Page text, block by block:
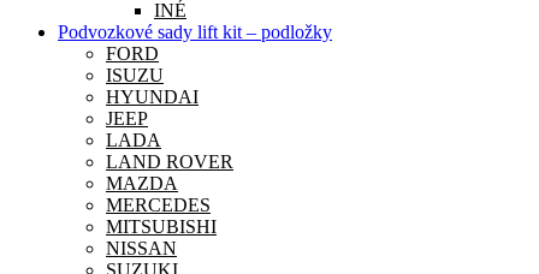
INÉ
Podvozkové sady lift kit – podložky
FORD
ISUZU
HYUNDAI
JEEP
LADA
LAND ROVER
MAZDA
MERCEDES
MITSUBISHI
NISSAN
SUZUKI